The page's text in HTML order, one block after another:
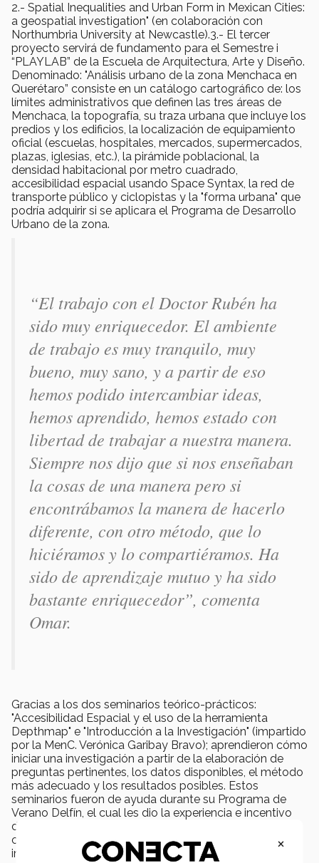
2.- Spatial Inequalities and Urban Form in Mexican Cities:
a geospatial investigation" (en colaboración con
Northumbria University at Newcastle).3.- El tercer
proyecto servirá de fundamento para el Semestre i
“PLAYLAB” de la Escuela de Arquitectura, Arte y Diseño.
Denominado: "Análisis urbano de la zona Menchaca en
Querétaro” consiste en un catálogo cartográfico de: los
límites administrativos que definen las tres áreas de
Menchaca, la topografía, su traza urbana que incluye los
predios y los edificios, la localización de equipamiento
oficial (escuelas, hospitales, mercados, supermercados,
plazas, iglesias, etc.), la pirámide poblacional, la
densidad habitacional por metro cuadrado,
accesibilidad espacial usando Space Syntax, la red de
transporte público y ciclopistas y la "forma urbana" que
podría adquirir si se aplicara el Programa de Desarrollo
Urbano de la zona.
“El trabajo con el Doctor Rubén ha
sido muy enriquecedor. El ambiente
de trabajo es muy tranquilo, muy
bueno, muy sano, y a partir de eso
hemos podido intercambiar ideas,
hemos aprendido, hemos estado con
libertad de trabajar a nuestra manera.
Siempre nos dijo que si nos enseñaban
la cosas de una manera pero si
encontrábamos la manera de hacerlo
diferente, con otro método, que lo
hiciéramos y lo compartiéramos. Ha
sido de aprendizaje mutuo y ha sido
bastante enriquecedor”, comenta
Omar.
Gracias a los dos seminarios teórico-prácticos:
"Accesibilidad Espacial y el uso de la herramienta
Depthmap" e "Introducción a la Investigación" (impartido
por la MenC. Verónica Garibay Bravo); aprendieron cómo
iniciar una investigación a partir de la elaboración de
preguntas pertinentes, los datos disponibles, el método
más adecuado y los resultados posibles. Estos
seminarios fueron de ayuda durante su Programa de
Verano Delfín, el cual les dio la experiencia e incentivo
de haber participado en las investigaciones y el
conocimiento de los softwares por lo seminarios
impartidos, así como haber aprendido aplicarlos en
×